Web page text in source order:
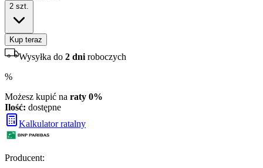
2 szt.
Kup teraz
Wysyłka do 2 dni roboczych
%
Możesz kupić na raty 0%
Ilość: dostępne
Kalkulator ratalny
Producent: